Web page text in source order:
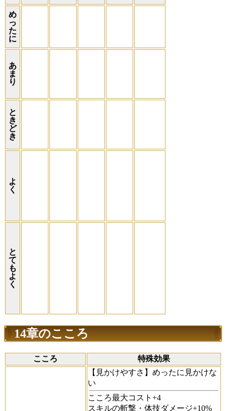
め
っ
た
に
あ
ま
り
と
き
ど
き
よ
く
と
て
も
よ
く
14章のこころ
こころ 特殊効果
【見かけやすさ】 めったに見かけな
い
こころ最大コスト+4
スキルの斬撃・体技ダメージ+10%